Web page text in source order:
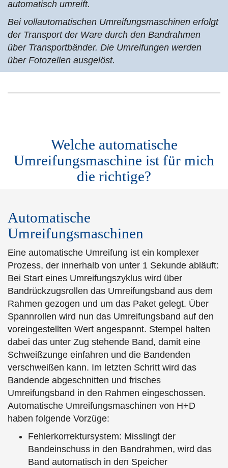
automatisch umreift.
Bei vollautomatischen Umreifungsmaschinen erfolgt
der Transport der Ware durch den Bandrahmen
über Transportbänder. Die Umreifungen werden
über Fotozellen ausgelöst.
Welche automatische
Umreifungsmaschine ist für mich
die richtige?
Automatische
Umreifungsmaschinen
Eine automatische Umreifung ist ein komplexer
Prozess, der innerhalb von unter 1 Sekunde abläuft:
Bei Start eines Umreifungszyklus wird über
Bandrückzugsrollen das Umreifungsband aus dem
Rahmen gezogen und um das Paket gelegt. Über
Spannrollen wird nun das Umreifungsband auf den
voreingestellten Wert angespannt. Stempel halten
dabei das unter Zug stehende Band, damit eine
Schweißzunge einfahren und die Bandenden
verschweißen kann. Im letzten Schritt wird das
Bandende abgeschnitten und frisches
Umreifungsband in den Rahmen eingeschossen.
Automatische Umreifungsmaschinen von H+D
haben folgende Vorzüge:
Fehlerkorrektursystem: Misslingt der
Bandeinschuss in den Bandrahmen, wird das
Band automatisch in den Speicher